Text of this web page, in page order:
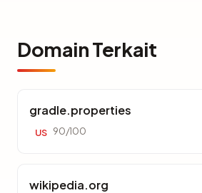
Domain Terkait
gradle.properties
US 90/100
wikipedia.org